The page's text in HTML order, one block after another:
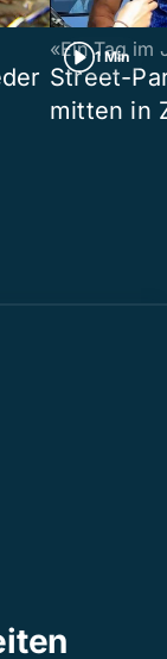
1 Min
«Ein Tag im
Street-
mitten in